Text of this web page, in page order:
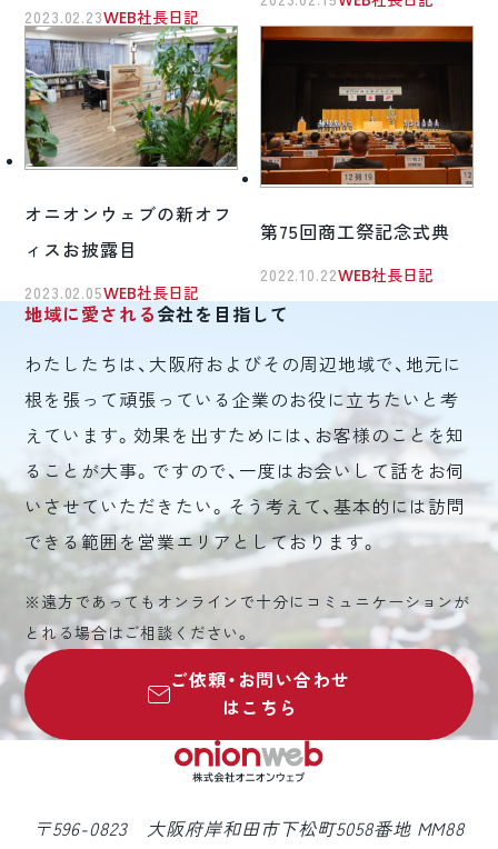
2023.02.23WEB社長日記
オニオンウェブの新オフ
ィスお披露目
2023.02.05WEB社長日記
第75回商工祭記念式典
2022.10.22WEB社長日記
地域に愛される会社を目指して
わたしたちは、大阪府およびその周辺地域で、地元に
根を張って頑張っている企業のお役に立ちたいと考
えています。効果を出すためには、お客様のことを知
ることが大事。ですので、一度はお会いして話をお伺
いさせていただきたい。そう考えて、基本的には訪問
できる範囲を営業エリアとしております。
※遠方であってもオンラインで十分にコミュニケーションが
とれる場合はご相談ください。
ご依頼・お問い合わせ
はこちら
〒596-0823 大阪府岸和田市下松町5058番地 MM88